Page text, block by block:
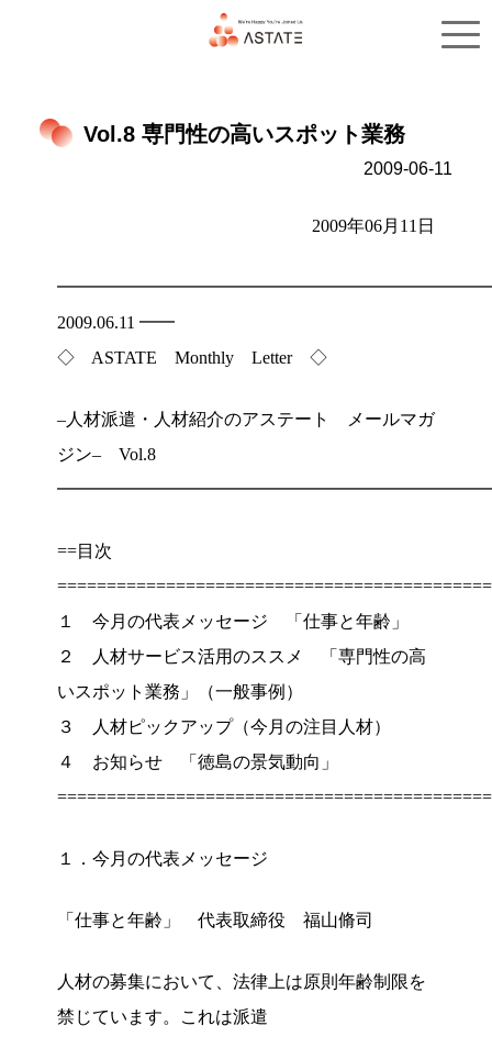
Vol.8 専門性の高いスポット業務
2009-06-11
2009年06月11日
2009.06.11 ━━
◇ ASTATE Monthly Letter ◇
–人材派遣・人材紹介のアステート メールマガ
ジン– Vol.8
==目次
１ 今月の代表メッセージ 「仕事と年齢」
２ 人材サービス活用のススメ 「専門性の高
いスポット業務」（一般事例）
３ 人材ピックアップ（今月の注目人材）
４ お知らせ 「徳島の景気動向」
１．今月の代表メッセージ
「仕事と年齢」 代表取締役 福山脩司
人材の募集において、法律上は原則年齢制限を
禁じています。これは派遣